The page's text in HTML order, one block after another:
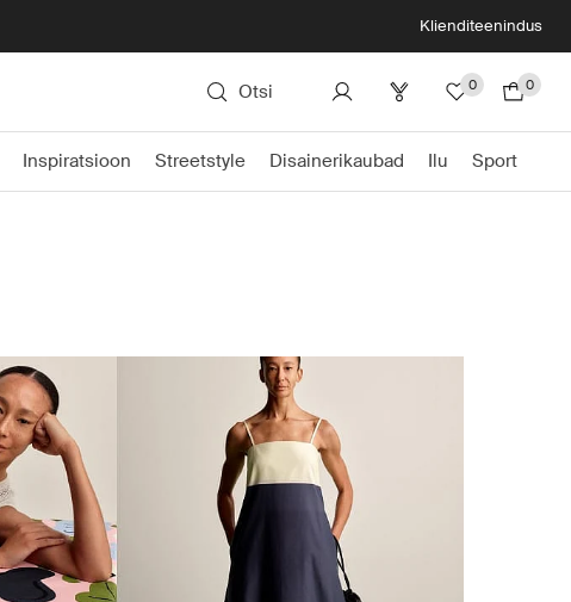
Klienditeenindus
Otsi 0 0
Inspiratsioon Streetstyle Disainerikaubad Ilu Sport